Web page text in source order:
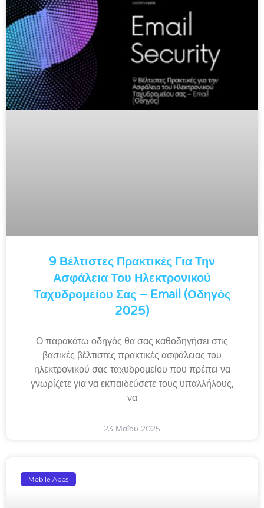
9 Βέλτιστες Πρακτικές Για Την
Ασφάλεια Του Ηλεκτρονικού
Ταχυδρομείου Σας – Email (Οδηγός
2025)
Ο παρακάτω οδηγός θα σας καθοδηγήσει στις
βασικές βέλτιστες πρακτικές ασφάλειας του
ηλεκτρονικού σας ταχυδρομείου που πρέπει να
γνωρίζετε για να εκπαιδεύσετε τους υπαλλήλους,
να
23 Μαΐου 2025
Mobile Apps